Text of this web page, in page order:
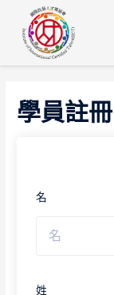
學員註冊
名
姓